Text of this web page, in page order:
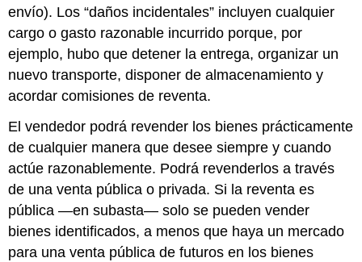
envío). Los “daños incidentales” incluyen cualquier
cargo o gasto razonable incurrido porque, por
ejemplo, hubo que detener la entrega, organizar un
nuevo transporte, disponer de almacenamiento y
acordar comisiones de reventa.
El vendedor podrá revender los bienes prácticamente
de cualquier manera que desee siempre y cuando
actúe razonablemente. Podrá revenderlos a través
de una venta pública o privada. Si la reventa es
pública —en subasta— solo se pueden vender
bienes identificados, a menos que haya un mercado
para una venta pública de futuros en los bienes